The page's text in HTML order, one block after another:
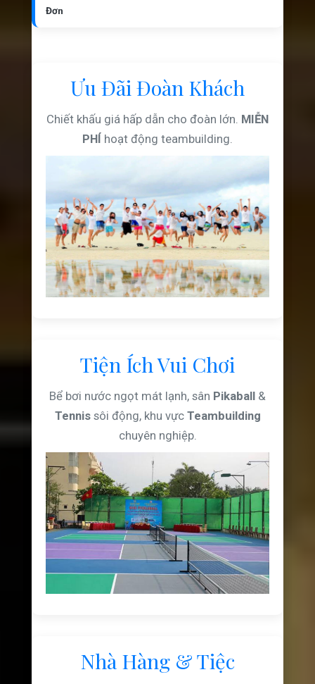
Đơn
Ưu Đãi Đoàn Khách
Chiết khấu giá hấp dẫn cho đoàn lớn. MIỄN
PHÍ hoạt động teambuilding.
Tiện Ích Vui Chơi
Bể bơi nước ngọt mát lạnh, sân Pikaball &
Tennissôi động, khu vực Teambuilding
chuyên nghiệp.
Nhà Hàng & Tiệc